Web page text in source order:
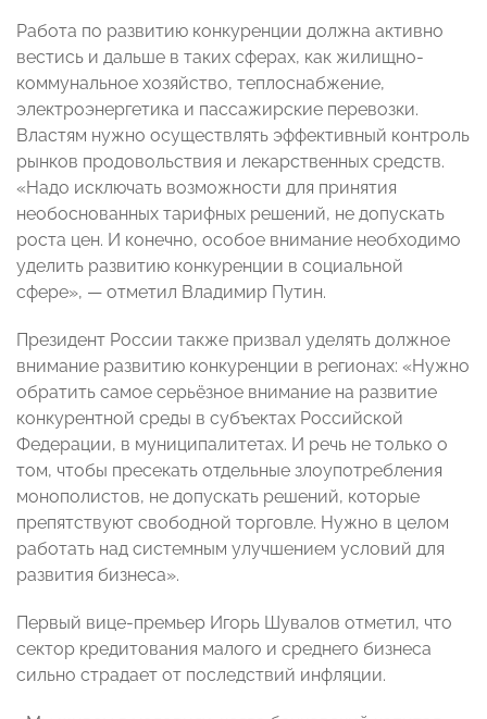
Работа по развитию конкуренции должна активно
вестись и дальше в таких сферах, как жилищно-
коммунальное хозяйство, теплоснабжение,
электроэнергетика и пассажирские перевозки.
Властям нужно осуществлять эффективный контроль
рынков продовольствия и лекарственных средств.
«Надо исключать возможности для принятия
необоснованных тарифных решений, не допускать
роста цен. И конечно, особое внимание необходимо
уделить развитию конкуренции в социальной
сфере», — отметил Владимир Путин.
Президент России также призвал уделять должное
внимание развитию конкуренции в регионах: «Нужно
обратить самое серьёзное внимание на развитие
конкурентной среды в субъектах Российской
Федерации, в муниципалитетах. И речь не только о
том, чтобы пресекать отдельные злоупотребления
монополистов, не допускать решений, которые
препятствуют свободной торговле. Нужно в целом
работать над системным улучшением условий для
развития бизнеса».
Первый вице-премьер Игорь Шувалов отметил, что
сектор кредитования малого и среднего бизнеса
сильно страдает от последствий инфляции.